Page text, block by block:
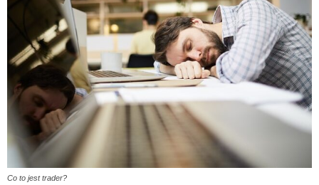
Co to jest trader?